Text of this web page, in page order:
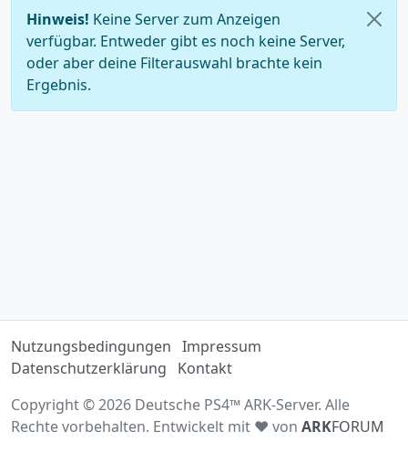
Hinweis! Keine Server zum Anzeigen
verfügbar. Entweder gibt es noch keine Server,
oder aber deine Filterauswahl brachte kein
Ergebnis.
Nutzungsbedingungen Impressum
Datenschutzerklärung
Kontakt
Copyright © 2026 Deutsche PS4™ ARK-Server. Alle
Rechte vorbehalten. Entwickelt mit ♥ von ARKFORUM